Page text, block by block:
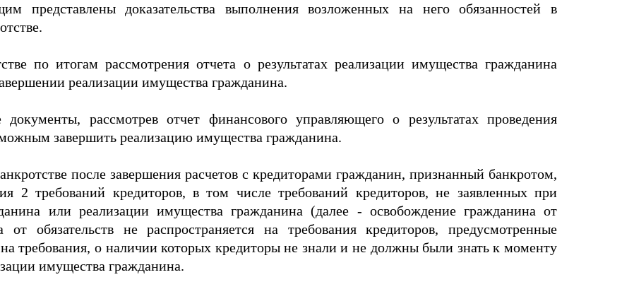
представлены доказательства выполнения возложенных на него обязанностей в
по итогам рассмотрения отчета о результатах реализации имущества гражданина
реализации имущества гражданина.
рассмотрев отчет финансового управляющего о результатах проведения
завершить реализацию имущества гражданина.
после завершения расчетов с кредиторами гражданин, признанный банкротом,
2 требований кредиторов, в том числе требований кредиторов, не заявленных при
или реализации имущества гражданина (далее - освобождение гражданина от
от обязательств не распространяется на требования кредиторов, предусмотренные
требования, о наличии которых кредиторы не знали и не должны были знать к моменту
имущества гражданина.